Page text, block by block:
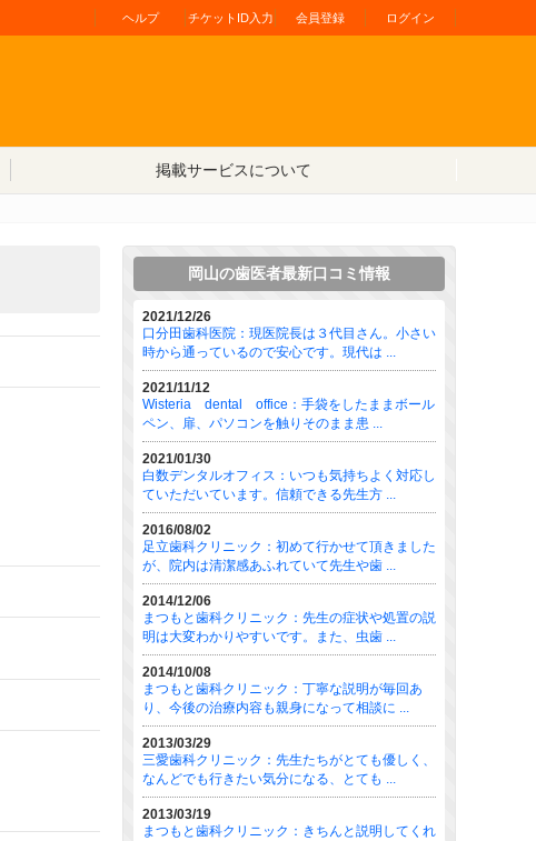
ヘルプ チケットID入力 会員登録 ログイン
掲載サービスについて
岡山の歯医者最新口コミ情報
2021/12/26
口分田歯科医院：現医院長は３代目さん。小さい
時から通っているので安心です。現代は ...
2021/11/12
Wisteria dental office：手袋をしたままボール
ペン、扉、パソコンを触りそのまま患 ...
2021/01/30
白数デンタルオフィス：いつも気持ちよく対応し
ていただいています。信頼できる先生方 ...
2016/08/02
足立歯科クリニック：初めて行かせて頂きました
が、院内は清潔感あふれていて先生や歯 ...
2014/12/06
まつもと歯科クリニック：先生の症状や処置の説
明は大変わかりやすいです。また、虫歯 ...
2014/10/08
まつもと歯科クリニック：丁寧な説明が毎回あ
り、今後の治療内容も親身になって相談に ...
2013/03/29
三愛歯科クリニック：先生たちがとても優しく、
なんどでも行きたい気分になる、とても ...
2013/03/19
まつもと歯科クリニック：きちんと説明してくれ